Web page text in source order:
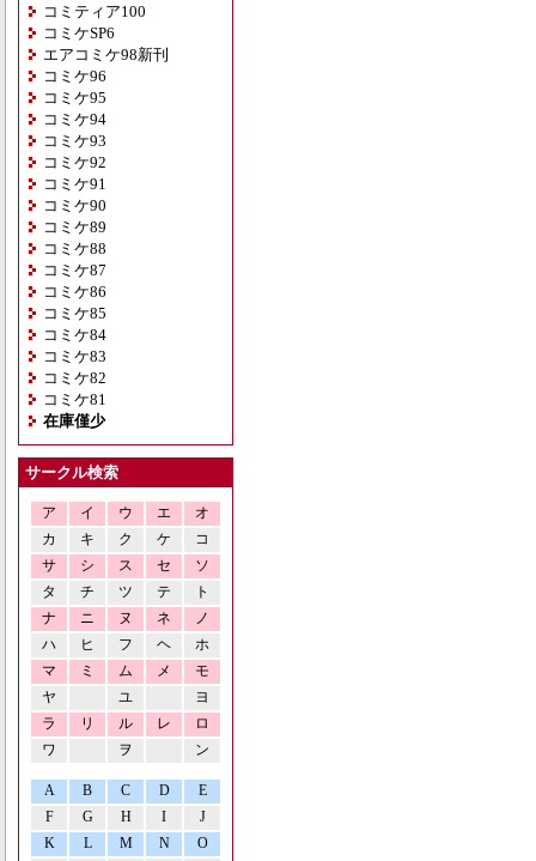
コミティア100
コミケSP6
エアコミケ98新刊
コミケ96
コミケ95
コミケ94
コミケ93
コミケ92
コミケ91
コミケ90
コミケ89
コミケ88
コミケ87
コミケ86
コミケ85
コミケ84
コミケ83
コミケ82
コミケ81
在庫僅少
サークル検索
ア イ ウ エ
オ
カ
キ ク ケ
コ
サ
シ ス セ
ソ
タ
チ ツ テ
ト
ナ
ニ ヌ ネ
ノ
ハ
ヒ フ ヘ
ホ
マ
ミ ム メ
モ
ヤ
ユ
ヨ
ラ
リ ル レ
ロ
ワ
ヲ ン
A B C D
E
F
G H I
J
K
L M N O